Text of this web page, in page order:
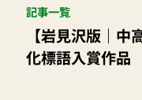
記事一覧
【岩見沢版｜
化標語入賞作品